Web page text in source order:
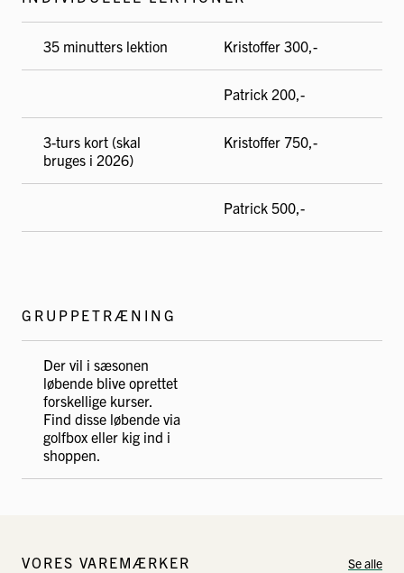
35 minutters lektion Kristoffer 300,-
Patrick 200,-
3-turs kort (skal
bruges i 2026)
Kristoffer 750,-
Patrick 500,-
GRUPPETRÆNING
Der vil i sæsonen
løbende blive oprettet
forskellige kurser.
Find disse løbende via
golfbox eller kig ind i
shoppen.
VORES VAREMÆRKER Se alle